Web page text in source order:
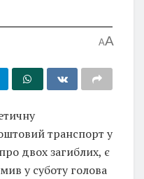
AA
транспорт у
двох загиблих, є
у суботу голова